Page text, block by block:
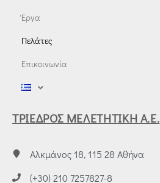
Έργα
Πελάτες
Επικοινωνία
ΤΡΙΕΔΡΟΣ ΜΕΛΕΤΗΤΙΚΗ Α.Ε.
Αλκμάνος 18, 115 28 Αθήνα
(+30) 210 7257827-8